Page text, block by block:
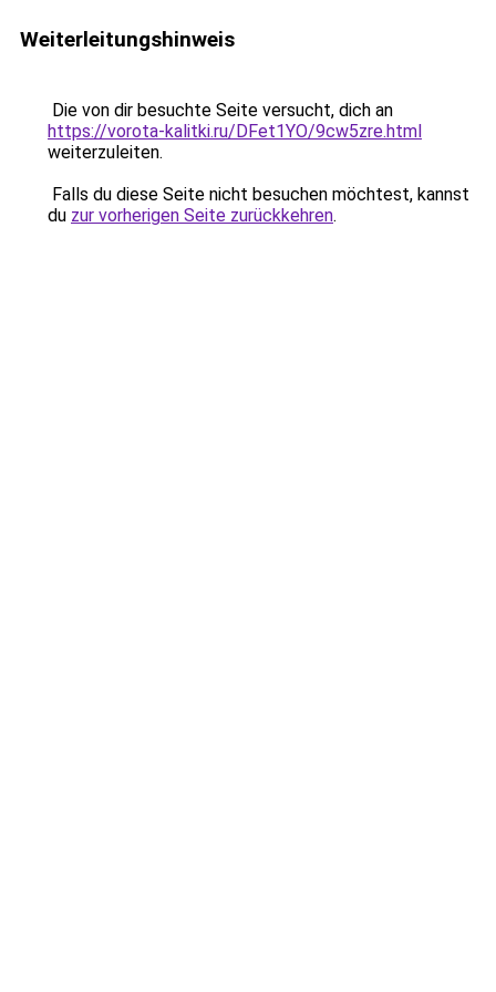
Weiterleitungshinweis
Die von dir besuchte Seite versucht, dich an
https://vorota-kalitki.ru/DFet1YO/9cw5zre.html
weiterzuleiten.
Falls du diese Seite nicht besuchen möchtest, kannst
du zur vorherigen Seite zurückkehren.